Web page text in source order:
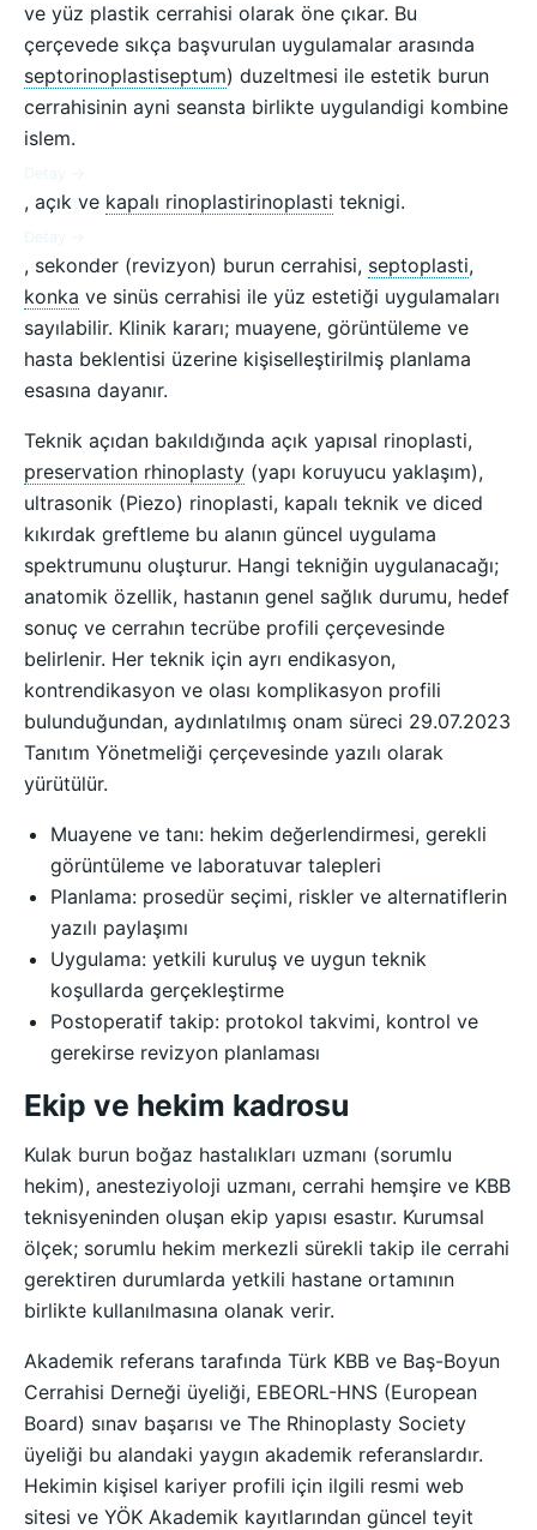
ve yüz plastik cerrahisi olarak öne çıkar. Bu
çerçevede sıkça başvurulan uygulamalar arasında
septorinoplastiseptum) duzeltmesi ile estetik burun
cerrahisinin ayni seansta birlikte uygulandigi kombine
islem.
, açık ve kapalı rinoplastirinoplasti teknigi.
, sekonder (revizyon) burun cerrahisi, septoplasti,
konka ve sinüs cerrahisi ile yüz estetiği uygulamaları
sayılabilir. Klinik kararı; muayene, görüntüleme ve
hasta beklentisi üzerine kişiselleştirilmiş planlama
esasına dayanır.
Teknik açıdan bakıldığında açık yapısal rinoplasti,
preservation rhinoplasty (yapı koruyucu yaklaşım),
ultrasonik (Piezo) rinoplasti, kapalı teknik ve diced
kıkırdak greftleme bu alanın güncel uygulama
spektrumunu oluşturur. Hangi tekniğin uygulanacağı;
anatomik özellik, hastanın genel sağlık durumu, hedef
sonuç ve cerrahın tecrübe profili çerçevesinde
belirlenir. Her teknik için ayrı endikasyon,
kontrendikasyon ve olası komplikasyon profili
bulunduğundan, aydınlatılmış onam süreci 29.07.2023
Tanıtım Yönetmeliği çerçevesinde yazılı olarak
yürütülür.
Muayene ve tanı: hekim değerlendirmesi, gerekli
görüntüleme ve laboratuvar talepleri
Planlama: prosedür seçimi, riskler ve alternatiflerin
yazılı paylaşımı
Uygulama: yetkili kuruluş ve uygun teknik
koşullarda gerçekleştirme
Postoperatif takip: protokol takvimi, kontrol ve
gerekirse revizyon planlaması
Ekip ve hekim kadrosu
Kulak burun boğaz hastalıkları uzmanı (sorumlu
hekim), anesteziyoloji uzmanı, cerrahi hemşire ve KBB
teknisyeninden oluşan ekip yapısı esastır. Kurumsal
ölçek; sorumlu hekim merkezli sürekli takip ile cerrahi
gerektiren durumlarda yetkili hastane ortamının
birlikte kullanılmasına olanak verir.
Akademik referans tarafında Türk KBB ve Baş-Boyun
Cerrahisi Derneği üyeliği, EBEORL-HNS (European
Board) sınav başarısı ve The Rhinoplasty Society
üyeliği bu alandaki yaygın akademik referanslardır.
Hekimin kişisel kariyer profili için ilgili resmi web
sitesi ve YÖK Akademik kayıtlarından güncel teyit